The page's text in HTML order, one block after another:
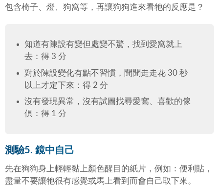
包含椅子、燈、狗窩等，再讓狗狗進來看牠的反應是？
知道有陳設有變但處變不驚，找到愛窩就上
去：得 3 分
對於陳設變化有點不習慣，聞聞走走花 30 秒
以上才定下來：得 2 分
沒有發現異常，沒有試圖找尋愛窩、喜歡的傢
俱：得 1 分
測驗5. 鏡中自己
先在狗狗身上輕輕黏上顏色醒目的紙片，例如：便利貼，
盡量不要讓牠很有感覺或馬上看到而會自己取下來。